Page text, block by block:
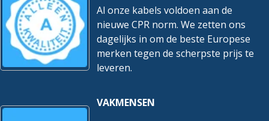
Al onze kabels voldoen aan de
nieuwe CPR norm. We zetten ons
dagelijks in om de beste Europese
merken tegen de scherpste prijs te
leveren.
VAKMENSEN